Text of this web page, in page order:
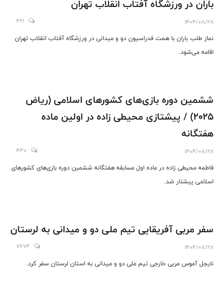
باران در ورزشگاه آفتاب انقلاب تهران
1404/08/28
421
نماز طلب باران با همت فدراسیون دو و میدانی در ورزشگاه آفتاب انقلاب تهران
اقامه می‌شود.
ششمین دوره بازی‌های کشورهای اسلامی (ریاض
2025) / پیشتازی محیطی زاده در اولین ماده
هفتگانه
1404/08/28
430
فاطمه محیطی زاده در ماده اول مسابقه هفتگانه ششمین دوره بازی‌های کشورهای
اسلامی پیشتار شد.
​​​​​​​سفر مربی آفریقایی تیم ملی دو و میدانی به لرستان
1404/08/28
7674
نایجل آموس مربی خارجی تیم ملی دو و میدانی به استان لرستان سفر کرد.